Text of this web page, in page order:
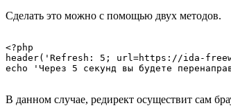
Сделать это можно с помощью двух методов.
<?php
header('Refresh: 5; url=https://ida-
В данном случае, редирект осуществит сам